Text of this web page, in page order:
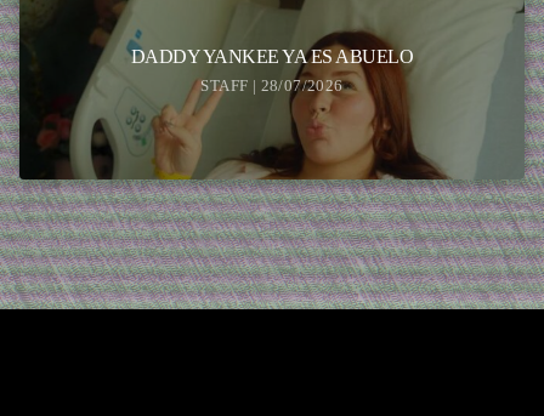
DADDY YANKEE YA ES ABUELO
STAFF | 28/07/2026